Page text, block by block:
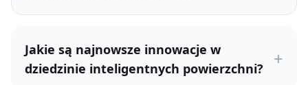
Jakie są najnowsze innowacje w
dziedzinie inteligentnych powierzchni?